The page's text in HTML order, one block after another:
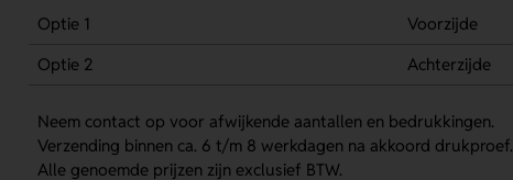
Optie 1
Voorzijde
Optie 2
Achterzijde
Neem contact op voor afwijkende aantallen en bedrukkingen.
Verzending binnen ca. 6 t/m 8 werkdagen na akkoord drukproef.
Alle genoemde prijzen zijn exclusief BTW.